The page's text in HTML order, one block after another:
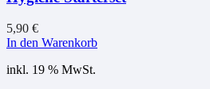
5,90 €
In den Warenkorb
inkl. 19 % MwSt.